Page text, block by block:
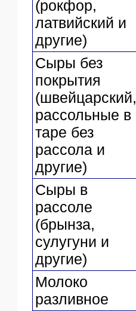
(рокфор,
латвийский и
другие)
Сыры без
покрытия
(швейцарский,
рассольные в
таре без
рассола и
другие)
Сыры в
рассоле
(брынза,
сулугуни и
другие)
Молоко
разливное